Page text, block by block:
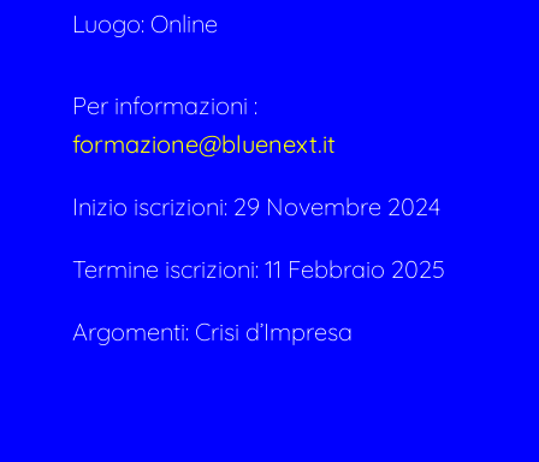
Luogo: Online
Per informazioni :
formazione@bluenext.it
Inizio iscrizioni: 29 Novembre 2024
Termine iscrizioni: 11 Febbraio 2025
Argomenti: Crisi d’Impresa